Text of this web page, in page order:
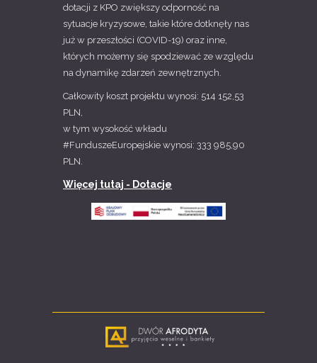
dotacji z KPO zwiększy odporność na
sytuacje kryzysowe, takie które dotknęły nas
już w przeszłości (COVID-19) oraz inne,
których możemy się spodziewać ze względu
na dynamikę zdarzeń zewnętrznych.
Całkowity koszt projektu wynosi: 514 152,53
PLN,
w tym wysokość wkładu
#FunduszeEuropejskie wynosi: 333 985,90
PLN.
Więcej tutaj - Dotacje